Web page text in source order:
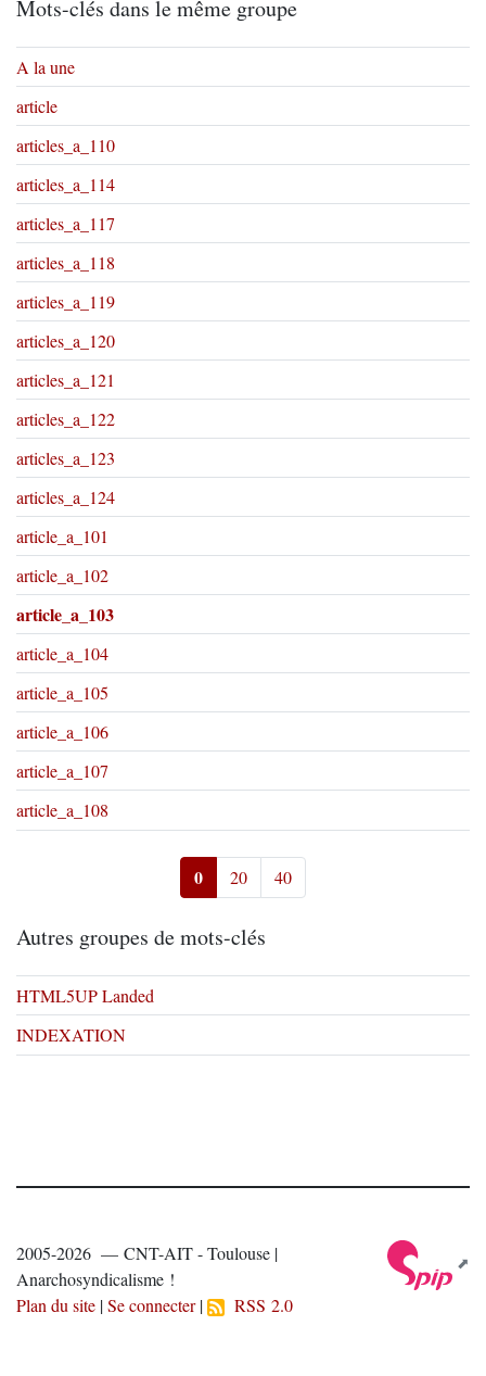
Mots-clés dans le même groupe
A la une
article
articles_a_110
articles_a_114
articles_a_117
articles_a_118
articles_a_119
articles_a_120
articles_a_121
articles_a_122
articles_a_123
articles_a_124
article_a_101
article_a_102
article_a_103
article_a_104
article_a_105
article_a_106
article_a_107
article_a_108
0 20 40
Autres groupes de mots-clés
HTML5UP Landed
INDEXATION
2005-2026 — CNT-AIT - Toulouse |
Anarchosyndicalisme !
Plan du site |Se connecter| RSS 2.0